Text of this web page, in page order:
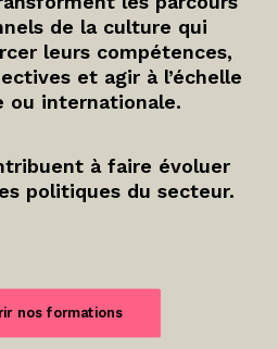
de la culture qui
leurs compétences,
et agir à l’échelle
ou internationale.
à faire évoluer
politiques du secteur.
nos formations